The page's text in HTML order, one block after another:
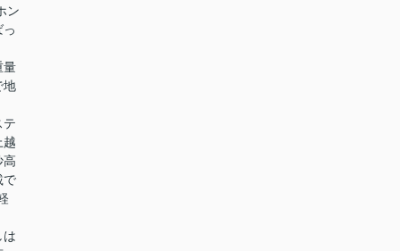
ン
量
地
テ
越
高
で
は